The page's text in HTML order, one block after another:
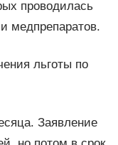
проводилась
медпрепаратов.
льготы по
Заявление